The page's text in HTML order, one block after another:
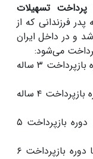
پرداخت تسهیلات
فرزندانی که از
نگذشته باشد و در داخل ایران
1- فرزند اول مبلغ ۴۴۰ میلیون ریال با دوره بازپرداخت ۳ ساله
2- فرزند دوم مبلغ ۸۸۰ میلیون ریال با دوره بازپرداخت ۴ ساله
3- فرزند سوم مبلغ ۱.۳۲۰ میلیون ریال با دوره بازپرداخت ۵
3- فرزند چهارم مبلغ ۱.۶۵۰ میلیون ریال با دوره بازپرداخت ۶